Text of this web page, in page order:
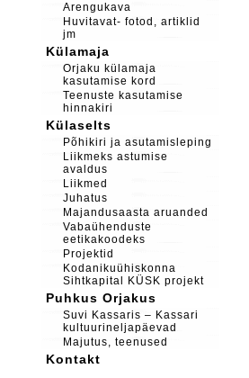
Arengukava
Huvitavat- fotod, artiklid
jm
Külamaja
Orjaku külamaja
kasutamise kord
Teenuste kasutamise
hinnakiri
Külaselts
Põhikiri ja asutamisleping
Liikmeks astumise
avaldus
Liikmed
Juhatus
Majandusaasta aruanded
Vabaühenduste
eetikakoodeks
Projektid
Kodanikuühiskonna
Sihtkapital KÜSK projekt
Puhkus Orjakus
Suvi Kassaris – Kassari
kultuurineljapäevad
Majutus, teenused
Kontakt